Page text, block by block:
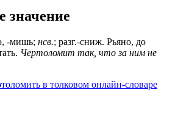
значение
-мишь; нсв.; разг.-сниж. Рьяно, до
Чертоломит так, что за ним не
в толковом онлайн-словаре